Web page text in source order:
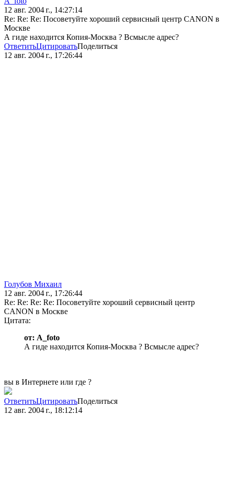
12 авг. 2004 г., 14:27:14
Re: Re: Re: Посоветуйте хороший сервисный центр CANON в
Москве
А гиде находится Копия-Москва ? Всмысле адрес?
ОтветитьЦитироватьПоделиться
12 авг. 2004 г., 17:26:44
Голубов Михаил
12 авг. 2004 г., 17:26:44
Re: Re: Re: Re: Посоветуйте хороший сервисный центр
CANON в Москве
Цитата:
от: A_foto
А гиде находится Копия-Москва ? Всмысле адрес?
вы в Интернете или где ?
ОтветитьЦитироватьПоделиться
12 авг. 2004 г., 18:12:14